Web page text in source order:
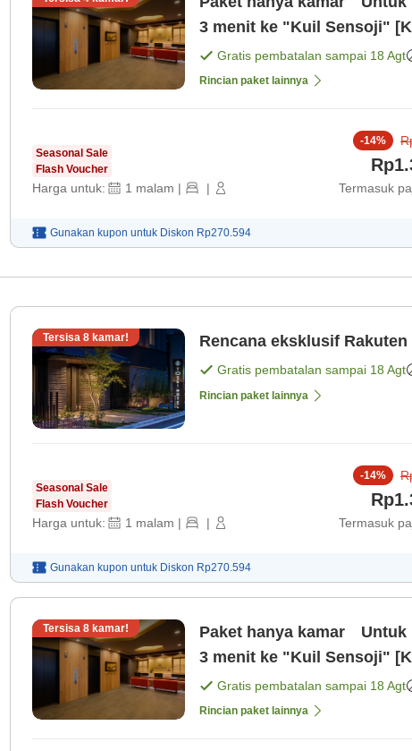
3 menit ke "Kuil Sensoji"
Gratis pembatalan sampai 18 Agt
Rincian paket lainnya
Seasonal Sale
Flash Voucher
Harga untuk: 1 malam | |
-14%
Termasuk
Gunakan kupon untuk Diskon Rp270.594
Tersisa 8 kamar! Rencana eksklusif Rakuten
Gratis pembatalan sampai 18 Agt
Rincian paket lainnya
Seasonal Sale
Flash Voucher
Harga untuk: 1 malam | |
-14%
Termasuk
Gunakan kupon untuk Diskon Rp270.594
Tersisa 8 kamar!
Paket hanya kamar Untuk
3 menit ke "Kuil Sensoji"
Gratis pembatalan sampai 18 Agt
Rincian paket lainnya